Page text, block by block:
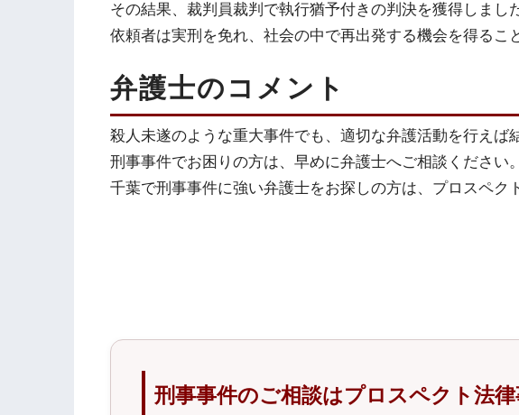
その結果、裁判員裁判で執行猶予付きの判決を獲得しまし
依頼者は実刑を免れ、社会の中で再出発する機会を得るこ
弁護士のコメント
殺人未遂のような重大事件でも、適切な弁護活動を行えば
刑事事件でお困りの方は、早めに弁護士へご相談ください。
千葉で刑事事件に強い弁護士をお探しの方は、プロスペク
刑事事件のご相談はプロスペクト法